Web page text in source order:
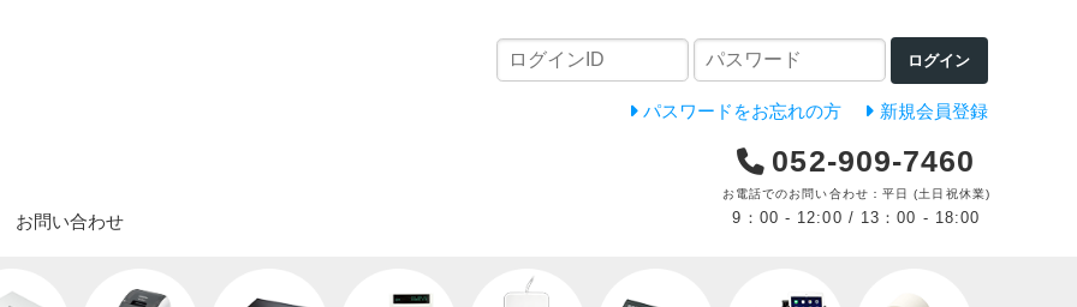
ログイン
パスワードをお忘れの方 新規会員登録
お問い合わせ
052-909-7460
お電話でのお問い合わせ：平日 (土日祝休業)
9：00 - 12:00 / 13：00 - 18:00